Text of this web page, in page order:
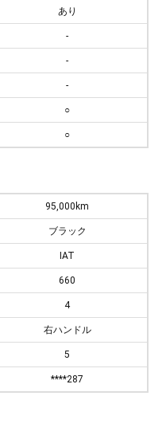
あり
-
-
-
○
○
95,000km
ブラック
IAT
660
4
右ハンドル
5
****287